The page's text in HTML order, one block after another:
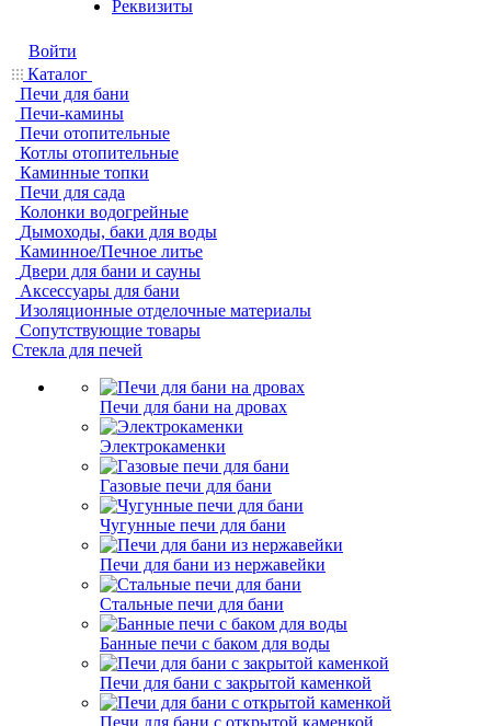
Реквизиты
Войти
Каталог
Печи для бани
Печи-камины
Печи отопительные
Котлы отопительные
Каминные топки
Печи для сада
Колонки водогрейные
Дымоходы, баки для воды
Каминное/Печное литье
Двери для бани и сауны
Аксессуары для бани
Изоляционные отделочные материалы
Сопутствующие товары
Стекла для печей
Печи для бани на дровах
Электрокаменки
Газовые печи для бани
Чугунные печи для бани
Печи для бани из нержавейки
Стальные печи для бани
Банные печи с баком для воды
Печи для бани с закрытой каменкой
Печи для бани с открытой каменкой